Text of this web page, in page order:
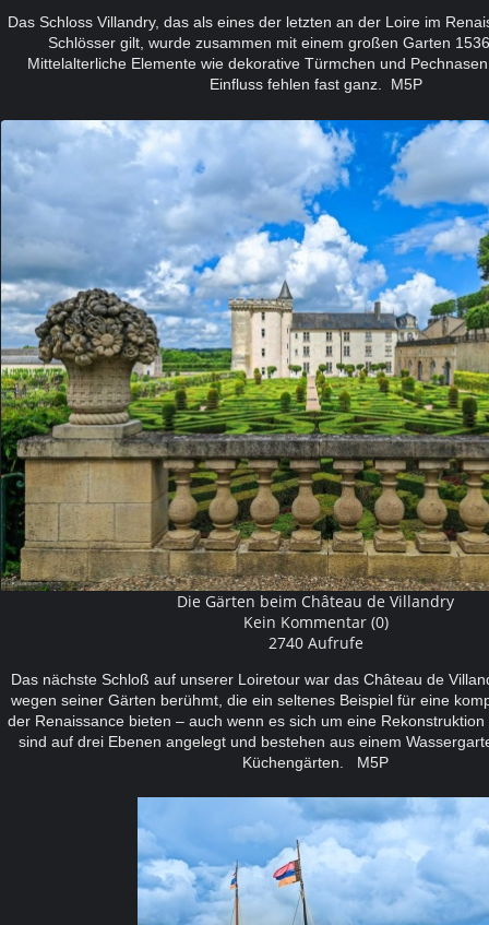
Das Schloss Villandry, das als eines der letzten an der Loire im
Schlösser gilt, wurde zusammen mit einem großen Garten
Mittelalterliche Elemente wie dekorative Türmchen und
Einfluss fehlen fast ganz. M5P
Die Gärten beim Château de Villandry
Kein Kommentar (0)
2740 Aufrufe
Das nächste Schloß auf unserer Loiretour war das Château de
wegen seiner Gärten berühmt, die ein seltenes Beispiel für eine
der Renaissance bieten – auch wenn es sich um eine
sind auf drei Ebenen angelegt und bestehen aus einem
Küchengärten. M5P